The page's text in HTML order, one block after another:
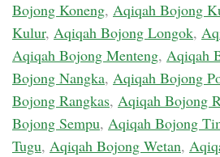
Bojong Koneng, Aqiqah Bojong
Kulur, Aqiqah Bojong Longok,
Aqiqah Bojong Menteng, Aqiqah
Bojong Nangka, Aqiqah Bojong
Bojong Rangkas, Aqiqah Bojong
Bojong Sempu, Aqiqah Bojong
Tugu, Aqiqah Bojong Wetan,